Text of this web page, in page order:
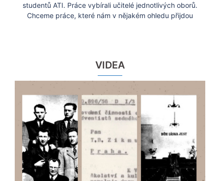
studentů ATI. Práce vybírali učitelé jednotlivých oborů.
Chceme práce, které nám v nějakém ohledu přijdou
VIDEA